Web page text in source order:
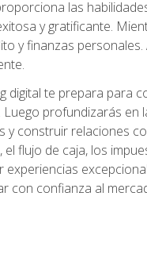
las
y gratificante.
y finanzas
digital te prepara para
profundizarás
y construir relaciones
flujo de caja, los
con confianza al